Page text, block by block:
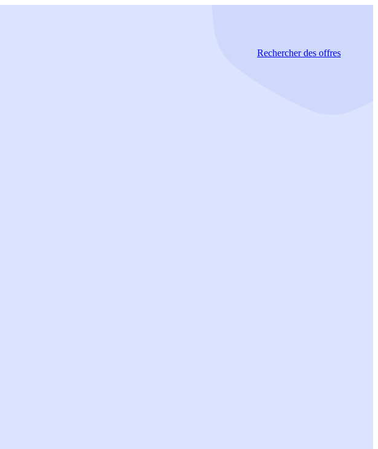
Rechercherdes offres